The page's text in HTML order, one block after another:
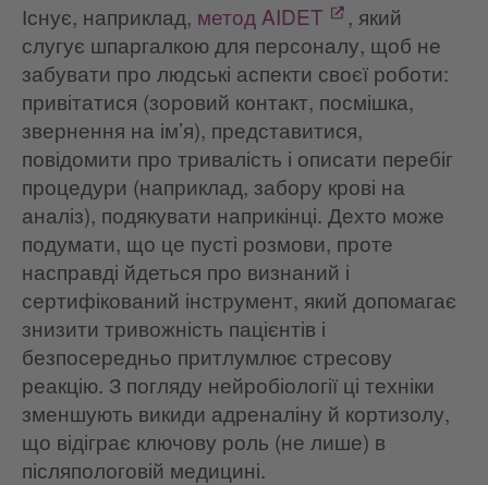
Існує, наприклад, метод AIDET
, який
слугує шпаргалкою для персоналу, щоб не
забувати про людські аспекти своєї роботи:
привітатися (зоровий контакт, посмішка,
звернення на ім’я), представитися,
повідомити про тривалість і описати перебіг
процедури (наприклад, забору крові на
аналіз), подякувати наприкінці. Дехто може
подумати, що це пусті розмови, проте
насправді йдеться про визнаний і
сертифікований інструмент, який допомагає
знизити тривожність пацієнтів і
безпосередньо притлумлює стресову
реакцію. З погляду нейробіології ці техніки
зменшують викиди адреналіну й кортизолу,
що відіграє ключову роль (не лише) в
післяпологовій медицині.